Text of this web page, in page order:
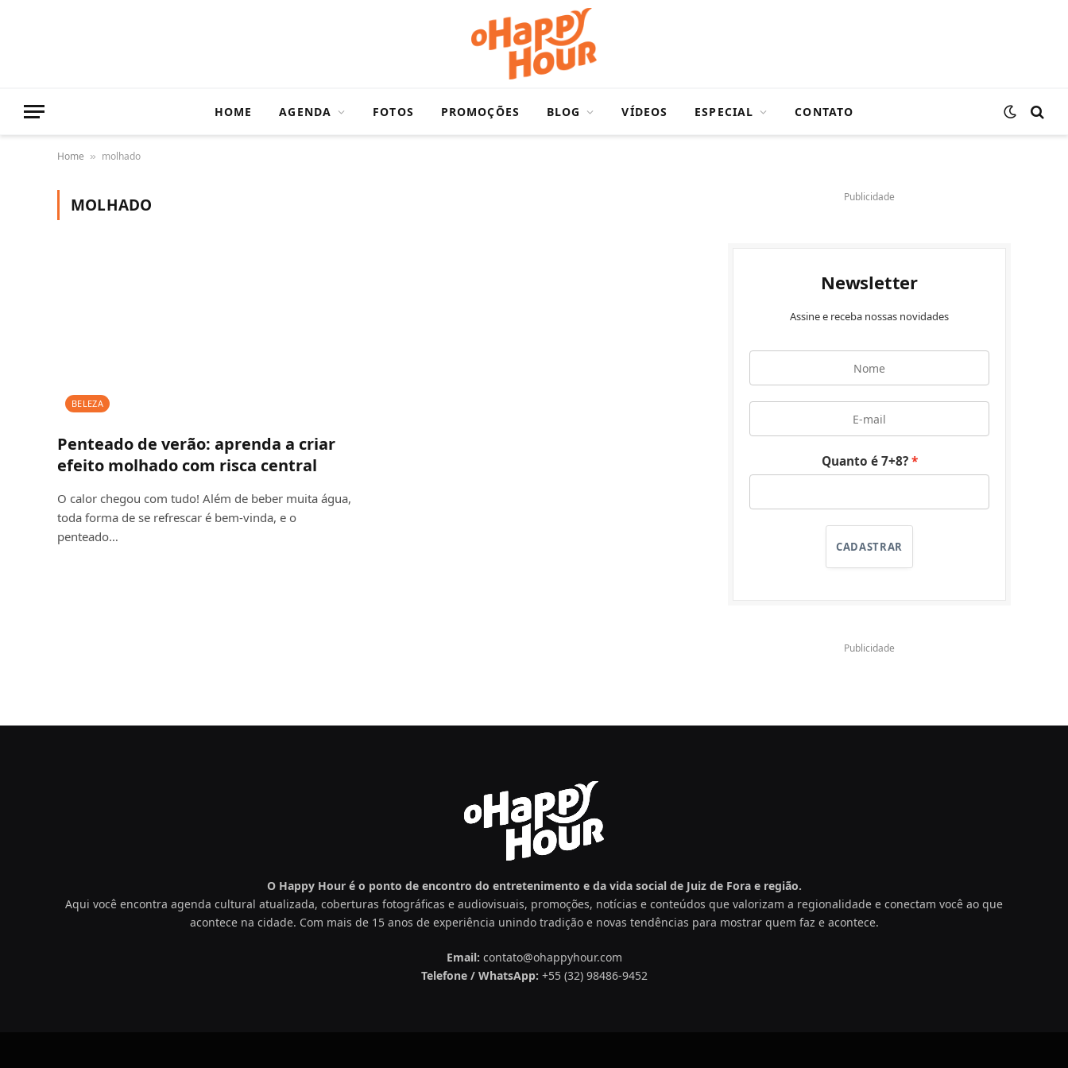
HOME AGENDA FOTOS PROMOÇÕES BLOG VÍDEOS ESPECIAL CONTATO
Home » molhado
MOLHADO
BELEZA
Penteado de verão: aprenda a criar
efeito molhado com risca central
O calor chegou com tudo! Além de beber muita água,
toda forma de se refrescar é bem-vinda, e o
penteado…
Publicidade
Newsletter
Assine e receba nossas novidades
Quanto é 7+8?
CADASTRAR
Publicidade
O Happy Hour é o ponto de encontro do entretenimento e da vida social de Juiz de Fora e região.
Aqui você encontra agenda cultural atualizada, coberturas fotográficas e audiovisuais, promoções, notícias e conteúdos que valorizam a regionalidade e conectam você ao que
acontece na cidade. Com mais de 15 anos de experiência unindo tradição e novas tendências para mostrar quem faz e acontece.
Email: contato@ohappyhour.com
Telefone / WhatsApp: +55 (32) 98486-9452